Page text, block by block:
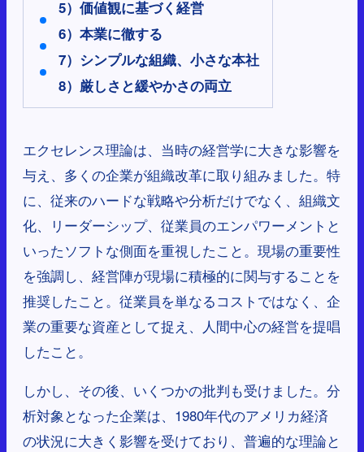
5）価値観に基づく経営
6）本業に徹する
7）シンプルな組織、小さな本社
8）厳しさと緩やかさの両立
エクセレンス理論は、当時の経営学に大きな影響を
与え、多くの企業が組織改革に取り組みました。特
に、従来のハードな戦略や分析だけでなく、組織文
化、リーダーシップ、従業員のエンパワーメントと
いったソフトな側面を重視したこと。現場の重要性
を強調し、経営陣が現場に積極的に関与することを
推奨したこと。従業員を単なるコストではなく、企
業の重要な資産として捉え、人間中心の経営を提唱
したこと。
しかし、その後、いくつかの批判も受けました。分
析対象となった企業は、1980年代のアメリカ経済
の状況に大きく影響を受けており、普遍的な理論と